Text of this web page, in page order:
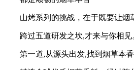
山烤系列的挑战，在于既要让烟
跨过五道研发之坎,才来与你相见
第一道,从源头出发,找到烟草本香